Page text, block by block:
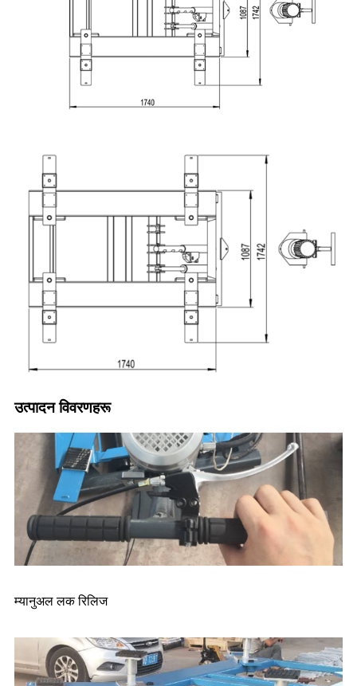
उत्पादन विवरणहरू
म्यानुअल लक रिलिज